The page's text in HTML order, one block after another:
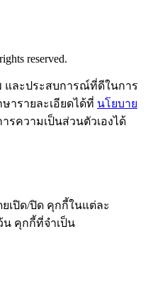
reserved.
และประสบการณ์ที่ดีในการ
ารายละเอียดได้ที่ นโยบาย
รความเป็นส่วนตัวเองได้
เปิด/ปิด คุกกี้ในแต่ละ
น คุกกี้ที่จำเป็น